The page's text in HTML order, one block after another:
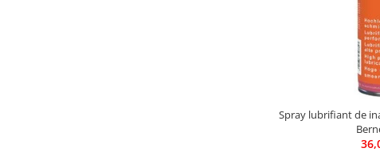
Spray lubrifiant de